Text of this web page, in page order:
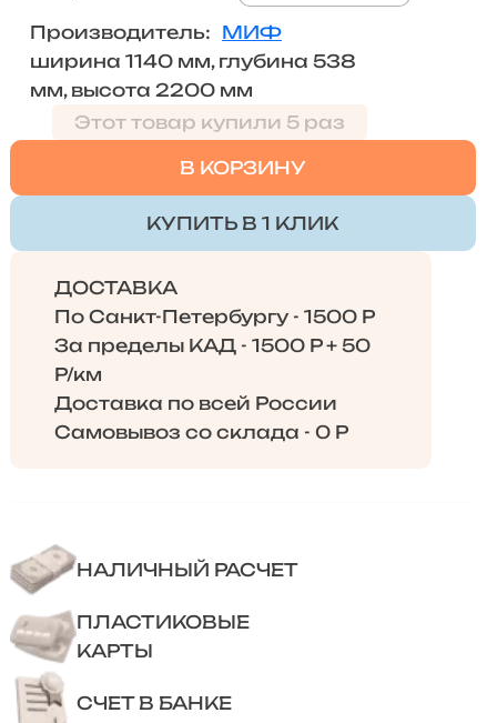
Производитель: МИФ
ширина 1140 мм, глубина 538
мм, высота 2200 мм
Этот товар купили 5 раз
В КОРЗИНУ
КУПИТЬ В 1 КЛИК
ДОСТАВКА
По Санкт-Петербургу - 1500 Р
За пределы КАД - 1500 Р + 50
Р/км
Доставка по всей России
Самовывоз со склада - 0 Р
НАЛИЧНЫЙ РАСЧЕТ
ПЛАСТИКОВЫЕ
КАРТЫ
СЧЕТ В БАНКЕ